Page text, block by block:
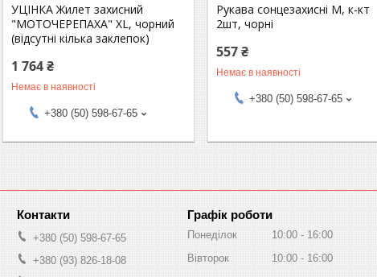
УЦІНКА Жилет захисний
"МОТОЧЕРЕПАХА" XL, чорний
(відсутні кілька заклепок)
1 764 ₴
Немає в наявності
+380 (50) 598-67-65
Рукава сонцезахисні M, к-кт
2шт, чорні
557 ₴
Немає в наявності
+380 (50) 598-67-65
+380 (50) 598-67-65
+380 (93) 826-18-08
Графік роботи
Понеділок 10:00
16:00
Вівторок
10:00
16:00